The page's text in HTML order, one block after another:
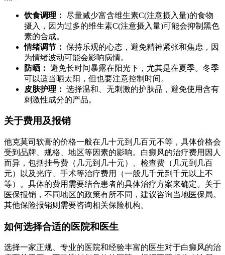
饮食调理： 尽量减少富含维生素C(注意摄入量)的食物
摄入，因为过多的维生素C(注意摄入量)可能会抑制黑色
素的合成。
情绪调节： 保持乐观的心态，避免精神紧张和焦虑，因
为情绪波动可能会影响病情。
防晒： 避免长时间暴露在阳光下，尤其是在夏季。冬季
可以适当晒太阳，但也要注意控制时间。
皮肤护理： 选择温和、无刺激的护肤品，避免使用含有
刺激性成分的产品。
关于费用及报销
他克莫司软膏的价格一般在几十元到几百元不等，具体价格会
受到品牌、规格、地区等因素的影响。白癜风的治疗费用因人
而异，包括挂号费（几元到几十元）、检查费（几元到几百
元）以及光疗、手术等治疗费用（一般几千元到千元以上不
等）。具体的费用需要结合患者的具体治疗方案来确定。关于
医保报销，不同地区的政策有所不同，建议咨询当地医保局。
其他保险报销则需要咨询相关保险机构。
如何选择合适的医院和医生
选择一家正规、专业的医院和经验丰富的医生对于白癜风的治